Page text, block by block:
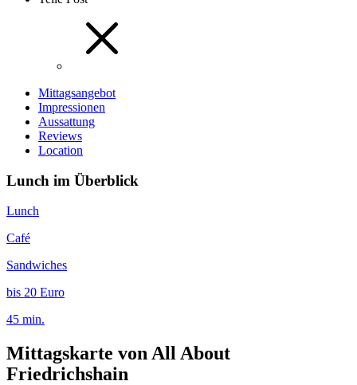
Mittagsangebot
Impressionen
Aussattung
Reviews
Location
Lunch im Überblick
Lunch
Café
Sandwiches
bis 20 Euro
45 min.
Mittagskarte von All About
Friedrichshain